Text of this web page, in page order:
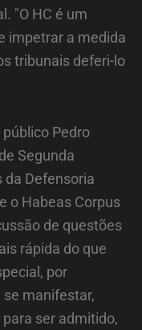
"O HC é um
impetrar a medida
tribunais deferi-lo
Pedro
Segunda
da Defensoria
o Habeas Corpus
de questões
rápida do que
por
manifestar,
ser admitido,